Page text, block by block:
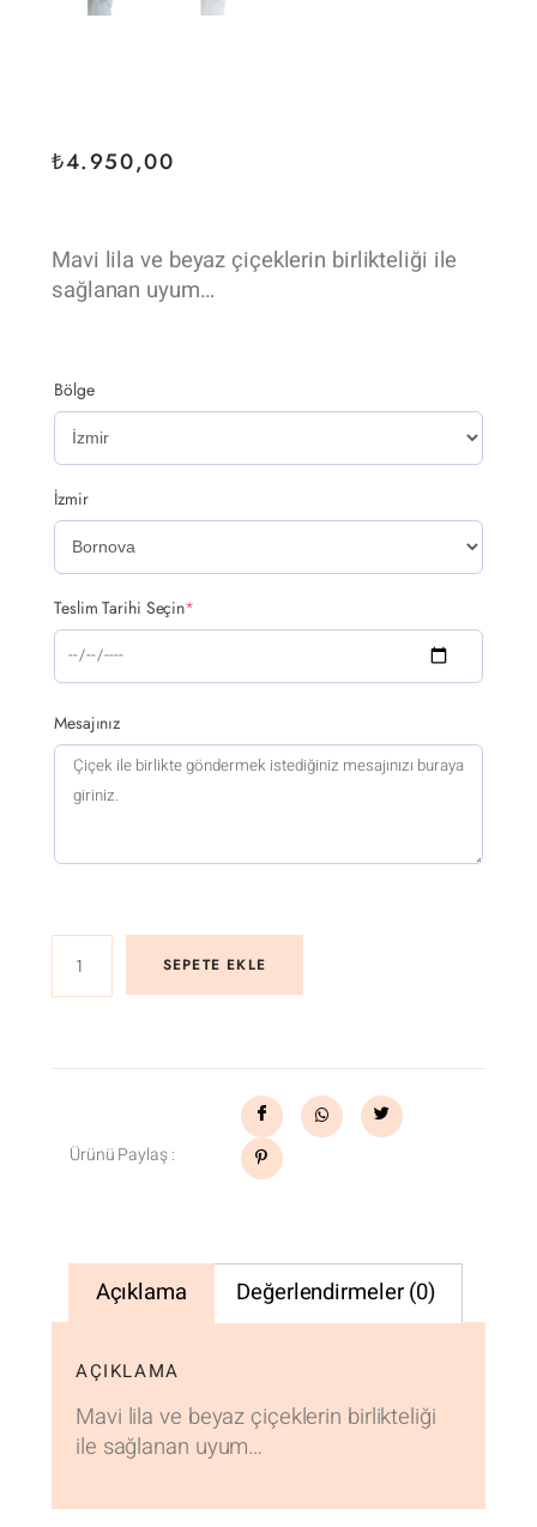
₺4.950,00
Mavi lila ve beyaz çiçeklerin birlikteliği ile
sağlanan uyum…
Bölge
İzmir
Teslim Tarihi Seçin*
Mesajınız
SEPETE EKLE
Ürünü Paylaş :
Açıklama Değerlendirmeler (0)
AÇIKLAMA
Mavi lila ve beyaz çiçeklerin birlikteliği
ile sağlanan uyum…